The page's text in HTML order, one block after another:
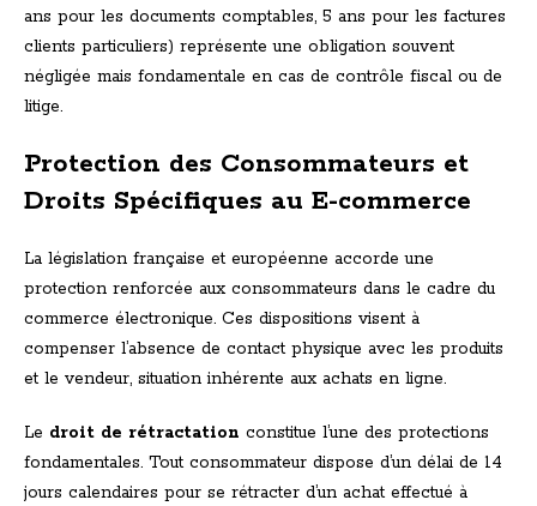
ans pour les documents comptables, 5 ans pour les factures
clients particuliers) représente une obligation souvent
négligée mais fondamentale en cas de contrôle fiscal ou de
litige.
Protection des Consommateurs et
Droits Spécifiques au E-commerce
La législation française et européenne accorde une
protection renforcée aux consommateurs dans le cadre du
commerce électronique. Ces dispositions visent à
compenser l’absence de contact physique avec les produits
et le vendeur, situation inhérente aux achats en ligne.
Le droit de rétractation constitue l’une des protections
fondamentales. Tout consommateur dispose d’un délai de 14
jours calendaires pour se rétracter d’un achat effectué à